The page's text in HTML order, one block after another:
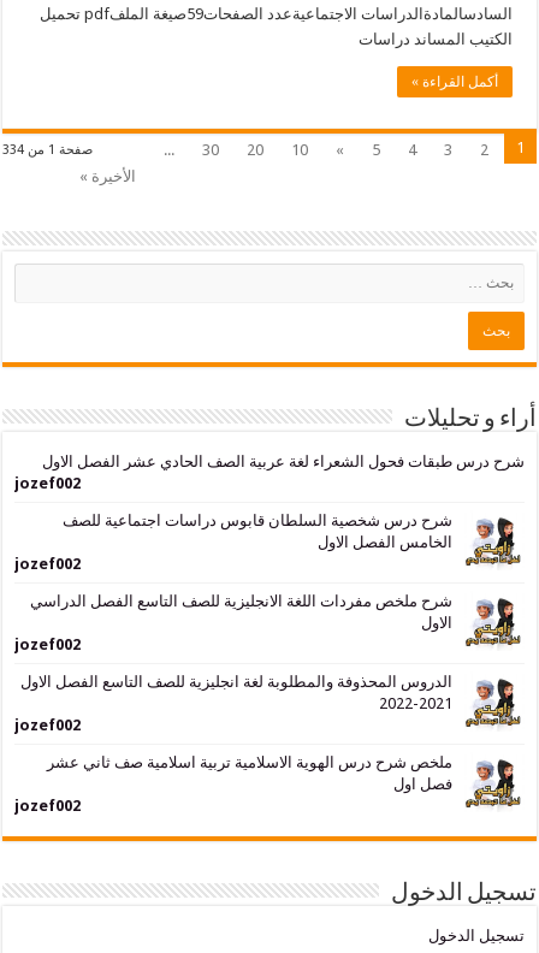
السادسالمادةالدراسات الاجتماعيةعدد الصفحات59صيغة الملفpdf تحميل
دراسات
»
صفحة 1 من 334 3
4
5
»
10
20
30
...
فحول الشعراء لغة عربية الصف الحادي عشر الفصل الاول
شرح درس شخصية السلطان قابوس دراسات اجتماعية للصف
الخامس الفصل الاول
شرح ملخص مفردات اللغة الانجليزية للصف التاسع الفصل الدراسي
الاول
الدروس المحذوفة والمطلوبة لغة انجليزية للصف التاسع الفصل الاول
2021-2022
ملخص شرح درس الهوية الاسلامية تربية اسلامية صف ثاني عشر
فصل اول